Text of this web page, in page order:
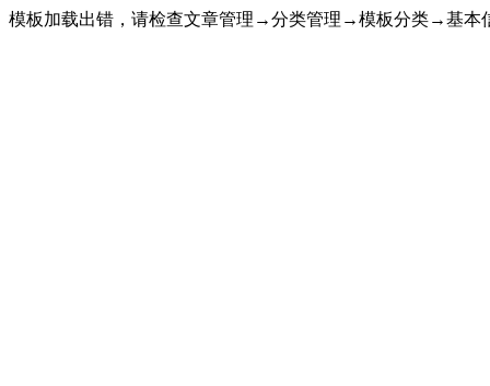
模板加载出错，请检查文章管理→分类管理→模板分类→基本